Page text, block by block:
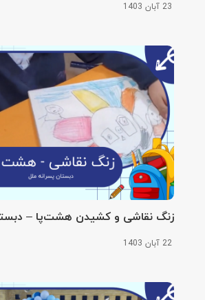
23 آبان 1403
زنگ نقاشی و کشیدن هشت‌پا –
22 آبان 1403